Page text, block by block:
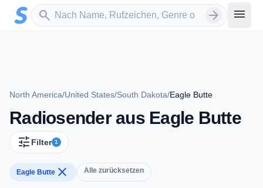
Zum Hauptinhalt springen
search
Sender suchen arrow_forward menu
North America/United States/South Dakota/Eagle Butte
Radiosender aus Eagle Butte
tune Filter 1
Eagle Butte close Alle zurücksetzen